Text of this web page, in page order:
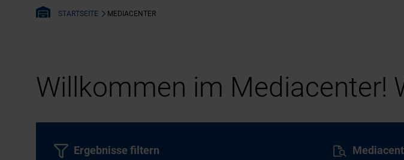
STARTSEITE MEDIACENTER
Willkommen im Mediacenter!
Ergebnisse filtern